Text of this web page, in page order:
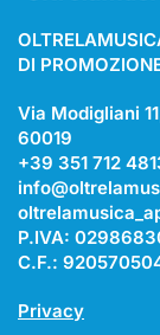
DI
Via Modigliani
60019
+39 351 712
P.IVA:
C.F.:
Privacy